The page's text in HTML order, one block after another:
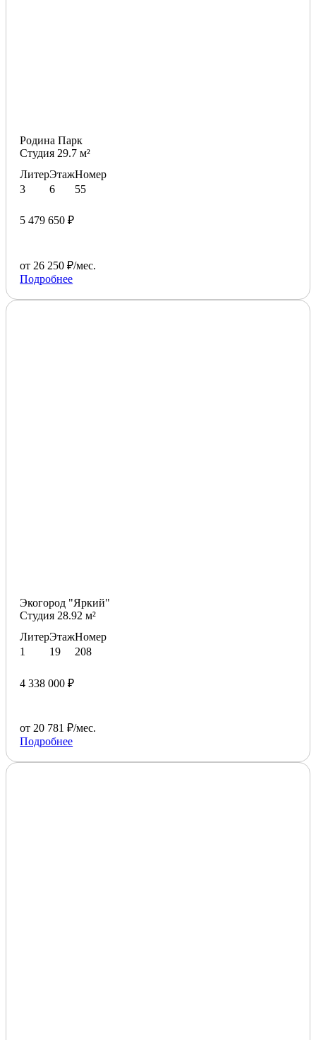
Родина Парк
Студия 29.7 м²
Литер
3
Этаж
6
Номер
55
5 479 650 ₽
от 26 250 ₽/мес.
Подробнее
Экогород "Яркий"
Студия 28.92 м²
Литер
1
Этаж
19
Номер
208
4 338 000 ₽
от 20 781 ₽/мес.
Подробнее